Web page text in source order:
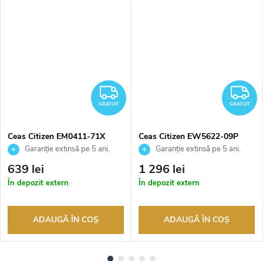
GRATUIT
GRATUIT
Ceas Citizen EM0411-71X
Garanție extinsă pe 5 ani.
Până la 100 de zile pentru
returnarea bunurilor. Vânzător
autorizat
639 lei
În depozit extern
ADAUGĂ ÎN COŞ
GRATUIT
Ceas Citizen EW5622-09P
Garanție extinsă pe 5 ani.
Până la 100 de zile pentru
returnarea bunurilor. Vânzător
autorizat
1 296 lei
În depozit extern
ADAUGĂ ÎN COŞ